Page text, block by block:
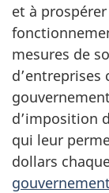
et à
mesures de
d’entreprises
d’imposition
qui leur
dollars